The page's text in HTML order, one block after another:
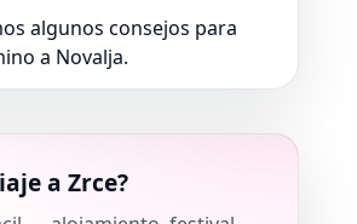
algunos consejos para
a Novalja.
a Zrce?